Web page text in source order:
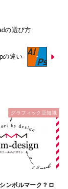
の選び方
の違い
グラフィック豆知識
ンボルマーク？ロ